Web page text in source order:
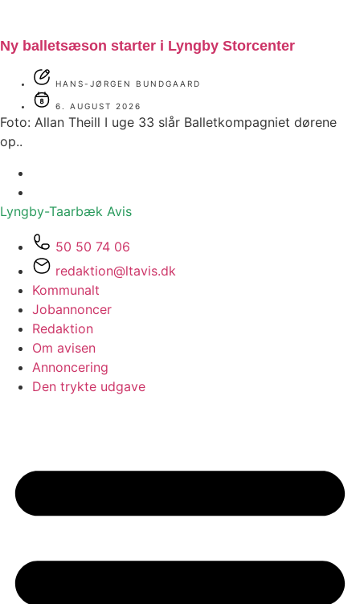
Ny balletsæson starter i Lyngby Storcenter
HANS-JØRGEN BUNDGAARD
6. AUGUST 2026
Foto: Allan Theill I uge 33 slår Balletkompagniet dørene
op..
Lyngby-Taarbæk Avis
50 50 74 06
redaktion@ltavis.dk
Kommunalt
Jobannoncer
Redaktion
Om avisen
Annoncering
Den trykte udgave